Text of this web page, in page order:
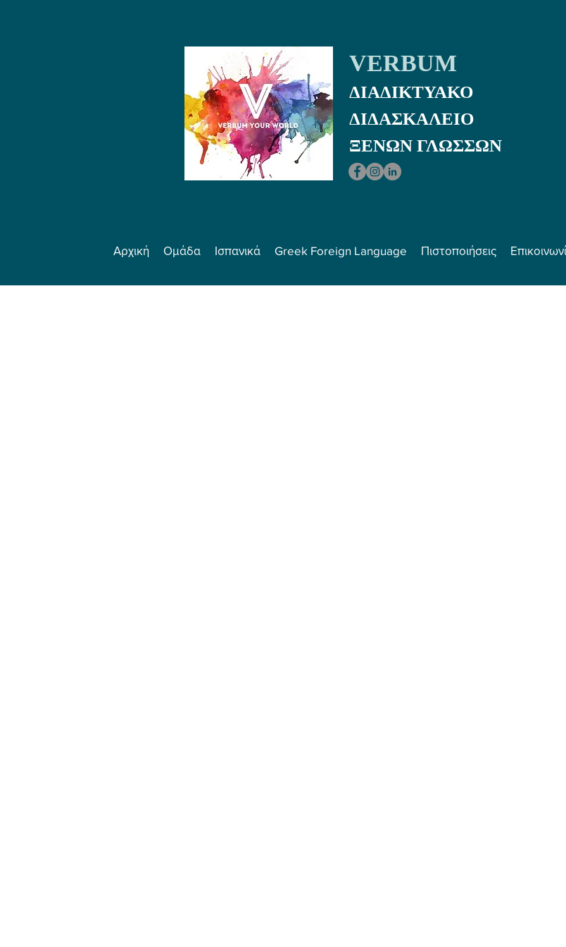
VERBUM
ΔΙΑΔΙΚΤΥΑΚΟ
ΔΙΔΑΣΚΑΛEIO
ΞΕΝΩΝ ΓΛΩΣΣΩΝ
Αρχική Ομάδα Ισπανικά Greek Foreign Language Πιστοποιήσεις